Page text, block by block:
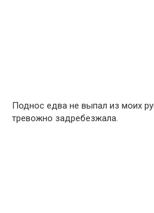
Поднос едва не выпал из моих
тревожно задребезжала.